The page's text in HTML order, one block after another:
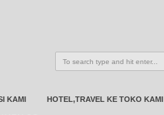
KAMI HOTEL,TRAVEL KE TOKO KAMI